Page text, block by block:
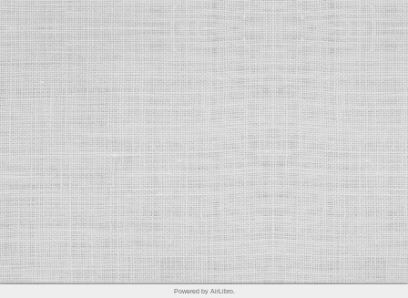
Powered by AirLibro.